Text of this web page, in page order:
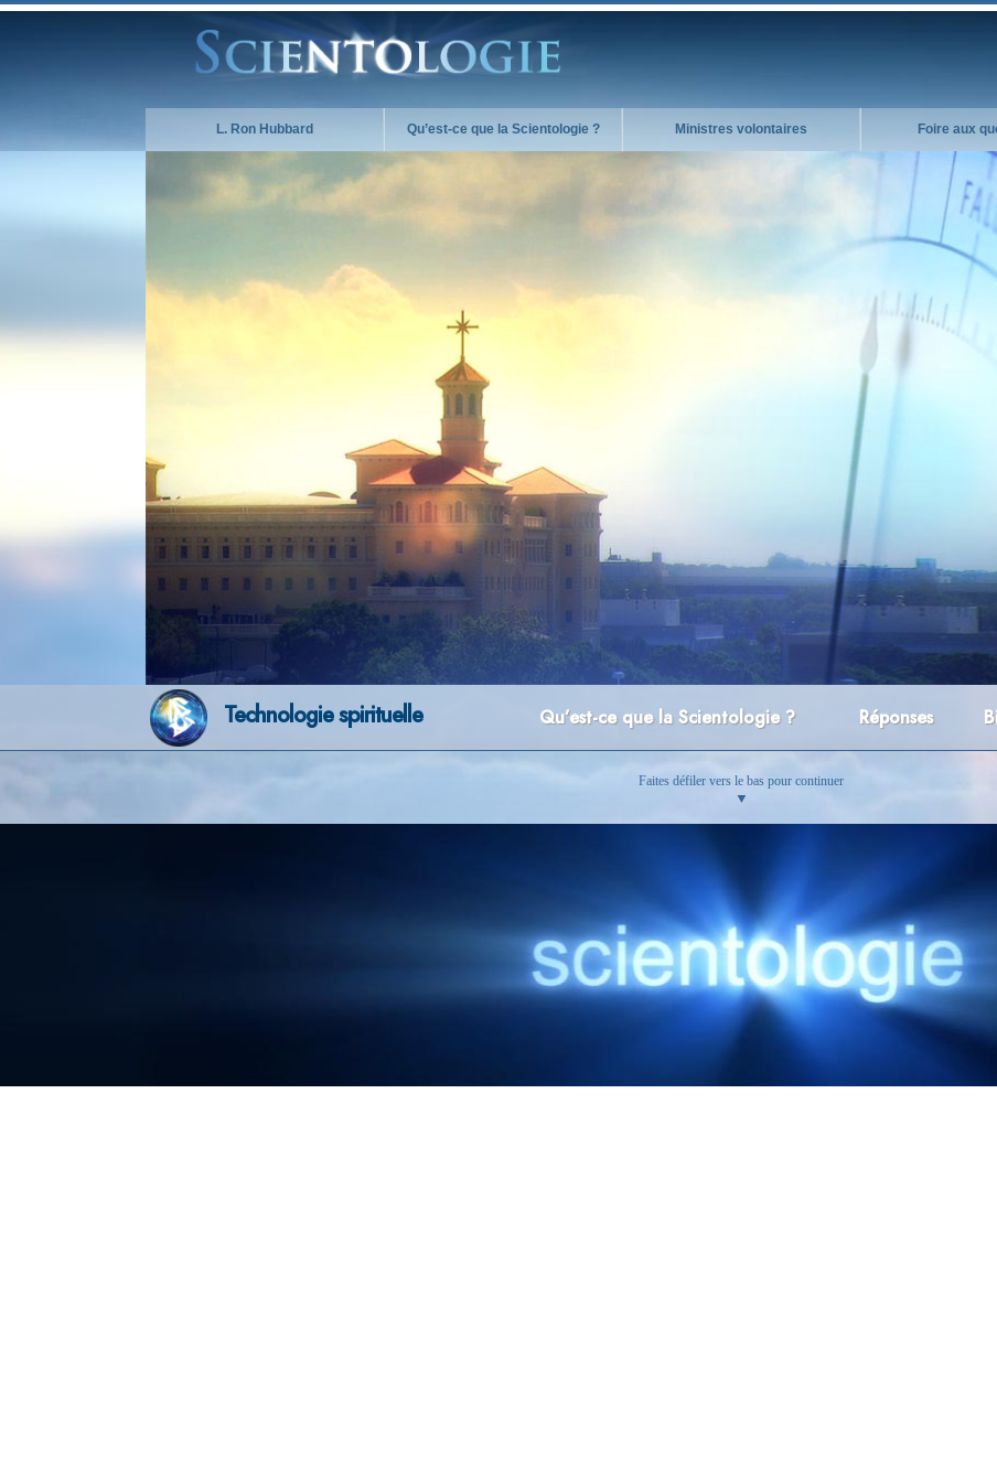
L. Ron Hubbard Qu’est-ce que la Scientologie ? Ministres volontaires Foire aux
Technologie spirituelle Qu’est-ce que la Scientologie ? Réponses
Faites défiler vers le bas pour continuer
▼